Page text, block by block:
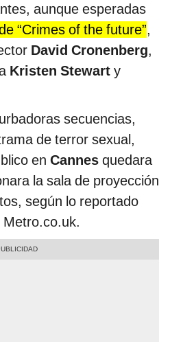
aunque esperadas
“Crimes of the future”,
David Cronenberg,
Kristen Stewart y
secuencias,
de terror sexual,
en Cannes quedara
la sala de proyección
según lo reportado
Metro.co.uk.